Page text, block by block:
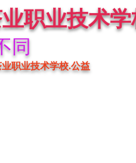
职业技术学
同
职业技术学校.公益